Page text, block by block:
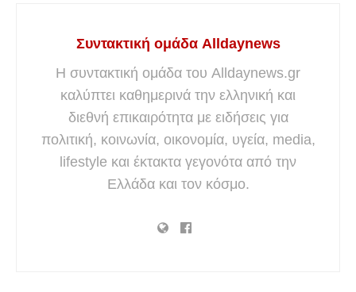
Συντακτική ομάδα Alldaynews
Η συντακτική ομάδα του Alldaynews.gr
καλύπτει καθημερινά την ελληνική και
διεθνή επικαιρότητα με ειδήσεις για
πολιτική, κοινωνία, οικονομία, υγεία, media,
lifestyle και έκτακτα γεγονότα από την
Ελλάδα και τον κόσμο.